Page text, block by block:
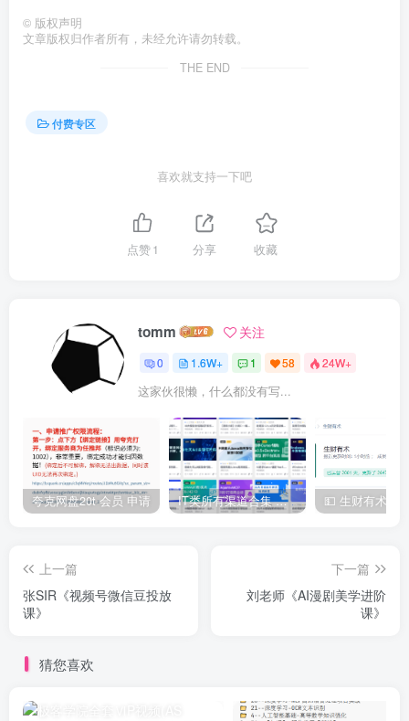
© 版权声明
文章版权归作者所有，未经允许请勿转载。
THE END
付费专区
喜欢就支持一下吧
点赞1 分享 收藏
tomm 关注
0 1.6W+ 1 58 24W+
这家伙很懒，什么都没有写...
夸克网盘20t 会员 申请 IT类所有渠道合集 持续日更，目前近四千多条资源 年费用户微信私信获取权限
上一篇
张SIR《视频号微信豆投放
课》
下一篇
刘老师《AI漫剧美学进阶
课》
猜您喜欢